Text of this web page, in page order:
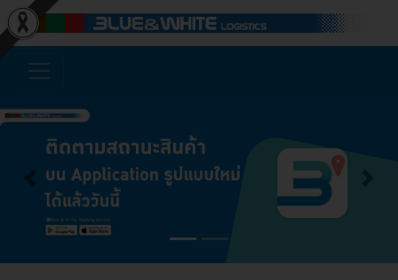
Previous